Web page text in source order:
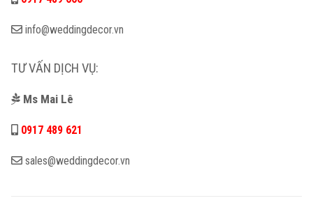
info@weddingdecor.vn
TƯ VẤN DỊCH VỤ:
Ms Mai Lê
0917 489 621
sales@weddingdecor.vn